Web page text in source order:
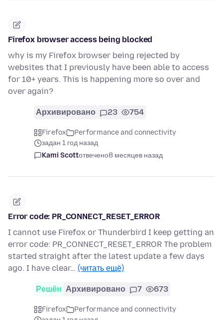
Firefox browser access being blocked
why is my Firefox browser being rejected by
websites that I previously have been able to access
for 10+ years. This is happening more so over and
over again?
Архивировано 23 754
Firefox
Performance and connectivity
задан 1 год назад
Kami Scottотвечено8 месяцев назад
Error code: PR_CONNECT_RESET_ERROR
I cannot use Firefox or Thunderbird I keep getting an
error code: PR_CONNECT_RESET_ERROR The problem
started straight after the latest update a few days
ago. I have clear… (читать ещё)
Решён Архивировано 7 673
Firefox
Performance and connectivity